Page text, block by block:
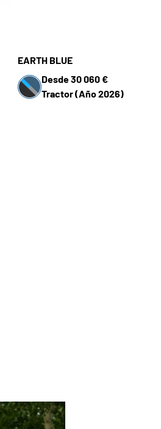
EARTH BLUE
Desde 30 060 €
Tractor (Año 2026)